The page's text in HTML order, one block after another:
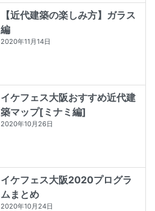
【近代建築の楽しみ方】ガラス
編
2020年11月14日
イケフェス大阪おすすめ近代建
築マップ[ミナミ編]
2020年10月26日
イケフェス大阪2020プログラ
ムまとめ
2020年10月24日